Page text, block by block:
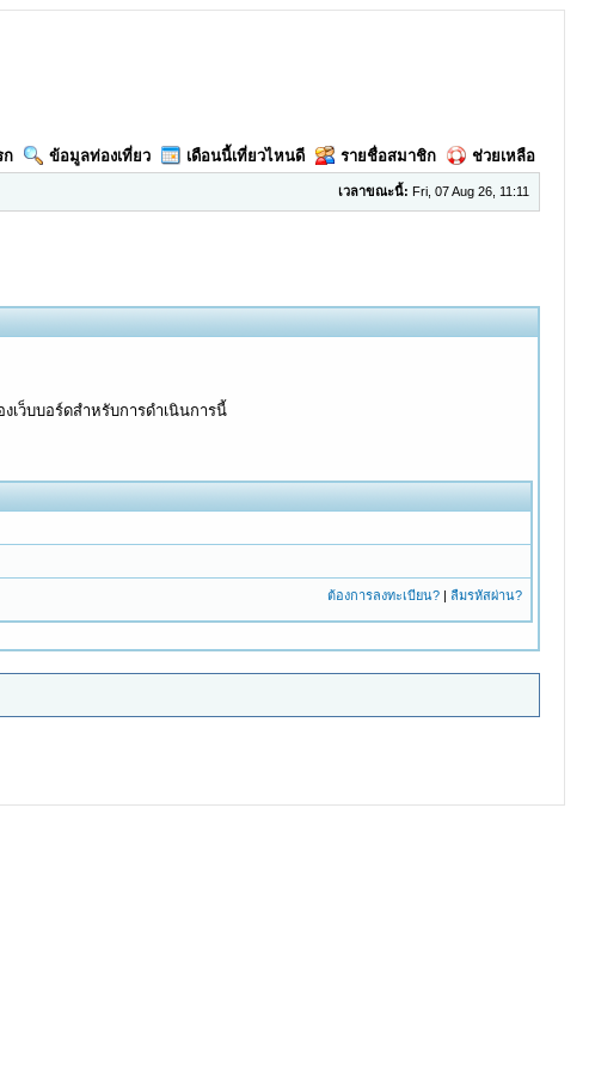
ก ข้อมูลท่องเที่ยว เดือนนี้เที่ยวไหนดี รายชื่อสมาชิก ช่วยเหลือ
เวลาขณะนี้: Fri, 07 Aug 26, 11:11
ว็บบอร์ดสำหรับการดำเนินการนี้
ต้องการลงทะเบียน?| ลืมรหัสผ่าน?